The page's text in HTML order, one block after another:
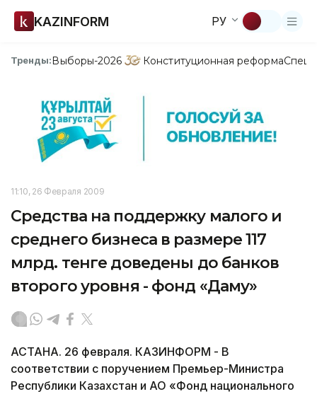
KAZINFORM РУ
Тренды:Выборы-2026 Конституционная реформа
11:10, 26 Февраля 2009
Средства на поддержку малого и
среднего бизнеса в размере 117
млрд. тенге доведены до банков
второго уровня - фонд «Даму»
АСТАНА. 26 февраля. КАЗИНФОРМ - В
соответствии с поручением Премьер-Министра
Республики Казахстан и АО «Фонд национального